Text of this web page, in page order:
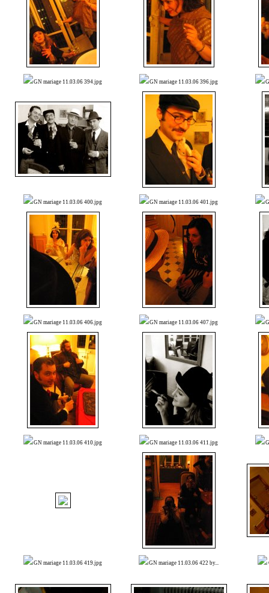
GN mariage 11.03.06 394.jpg GN mariage 11.03.06 396.jpg
GN mariage 11.03.06 400.jpg GN mariage 11.03.06 401.jpg
GN mariage 11.03.06 406.jpg GN mariage 11.03.06 407.jpg
GN mariage 11.03.06 410.jpg GN mariage 11.03.06 411.jpg
GN mariage 11.03.06 419.jpg GN mariage 11.03.06 422 by...